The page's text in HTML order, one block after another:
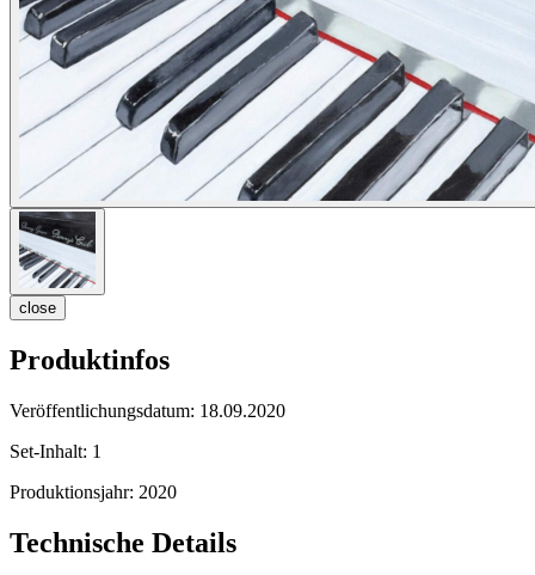
close
Produktinfos
Veröffentlichungsdatum: 18.09.2020
Set-Inhalt: 1
Produktionsjahr: 2020
Technische Details